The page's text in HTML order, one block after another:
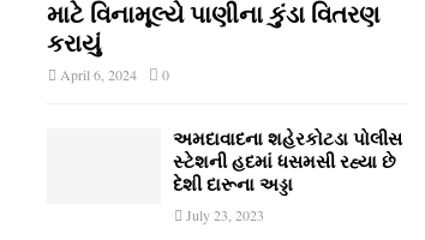
માટે વિનામૂલ્યે પાણીના કુંડા વિતરણ
કરાયું
April 6, 2024 0
અમદાવાદના શહેરકોટડા પોલીસ
સ્ટેશની હદમાં ધસમસી રહ્યા છે
દેશી દારૂના અડ્ડા
July 23, 2023